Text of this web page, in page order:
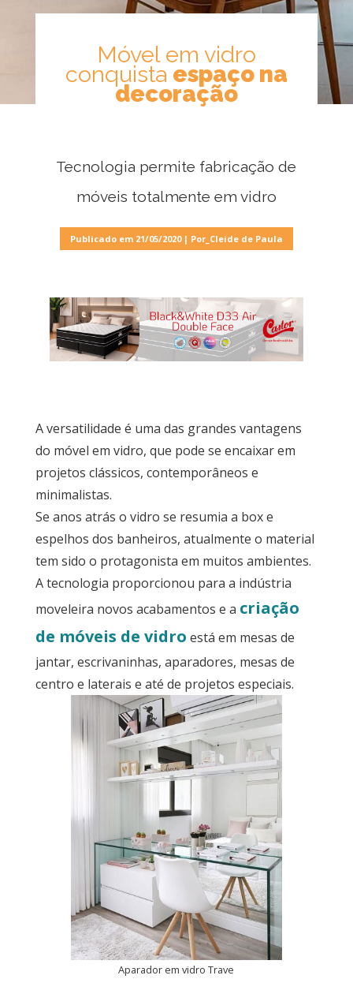
Móveis
Lavanderia
Sala
dentro
Móvel
Novidades
Móveis
Sobre
Contato
Móvel em vidro
conquista espaço na
decoração
Tecnologia permite fabricação de
móveis totalmente em vidro
Publicado em 21/05/2020 | Por_Cleide de Paula
A versatilidade é uma das grandes vantagens
do móvel em vidro, que pode se encaixar em
projetos clássicos, contemporâneos e
minimalistas.
Se anos atrás o vidro se resumia a box e
espelhos dos banheiros, atualmente o material
tem sido o protagonista em muitos ambientes.
A tecnologia proporcionou para a indústria
moveleira novos acabamentos e a criação
de móveis de vidro está em mesas de
jantar, escrivaninhas, aparadores, mesas de
centro e laterais e até de projetos especiais.
Aparador em vidro Trave